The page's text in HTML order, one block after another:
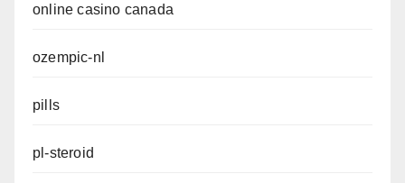
online casino canada
ozempic-nl
pills
pl-steroid